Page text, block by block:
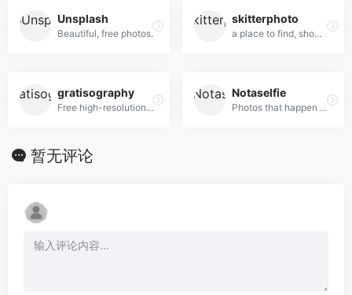
Unsplash
Beautiful, free photos.
skitterphoto
a place to find, show and share public domain photos
gratisography
Free high-resolution pictures you can use on your personal and commercial projects, free of copyright restrictions.
Notaselfie
Photos that happen along the way. You can use the images anyway you like. Have fun!
暂无评论